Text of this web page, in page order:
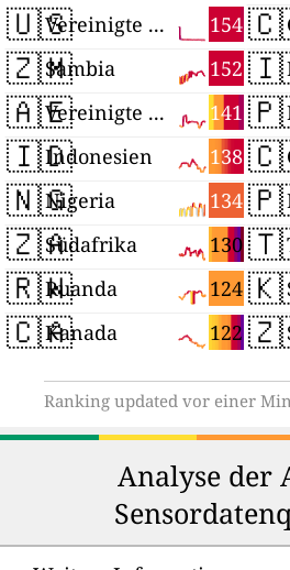
🇺🇸 154
Vereinigte Staaten
🇿🇲 152
Sambia
🇦🇪 141
Vereinigte Arabische Emirate
🇮🇩 138
Indonesien
🇳🇬 134
Nigeria
🇿🇦 130
Südafrika
🇷🇼 124
Ruanda
🇨🇦 122
Kanada
Ranking updated vor einer
Analyse der